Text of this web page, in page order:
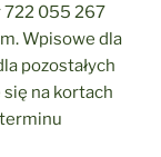
722 055 267
Wpisowe dla
pozostałych
się na kortach